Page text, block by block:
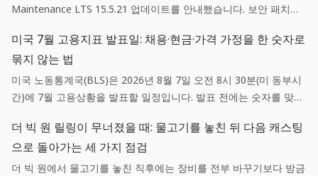
Maintenance LTS 15.5.21 업데이트를 안내했습니다. 보안 패치는
기 기준을 함께 갖춘 배포 작업입니다.
미국 7월 고용지표 발표일: 채용·현금·가격 가정을 한 숫자로
묶지 않는 법
미국 노동통계국(BLS)은 2026년 8월 7일 오전 8시 30분(미 동부시
간)에 7월 고용상황을 발표할 일정입니다. 발표 전에는 숫자를 맞히
질지 미리 정하는 편이 실무에 도움이 됩니다.
더 빅 원 릴링이 무너졌을 때: 물고기를 놓친 뒤 다음 캐스팅
으로 돌아가는 세 가지 점검
더 빅 원에서 물고기를 놓친 직후에는 장비를 전부 바꾸기보다 방금